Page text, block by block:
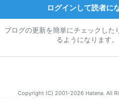
ログインして読者に
ブログの更新を簡単にチェックした
るようになります。
Copyright (C) 2001-2026 Hatena. All